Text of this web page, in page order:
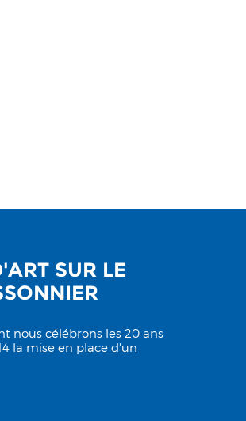
SUR LE
nous célébrons les 20 ans
la mise en place d'un